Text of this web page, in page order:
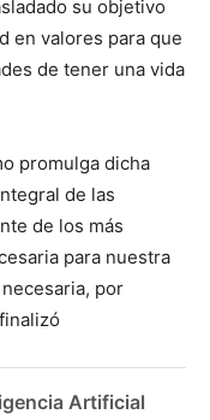
su objetivo
en valores para que
de tener una vida
promulga dicha
de las
de los más
para nuestra
por
Artificial